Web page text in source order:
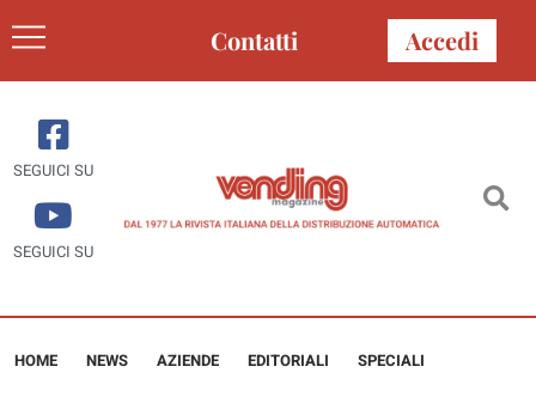
Contatti Accedi
SEGUICI SU
SEGUICI SU
HOME NEWS AZIENDE EDITORIALI SPECIALI